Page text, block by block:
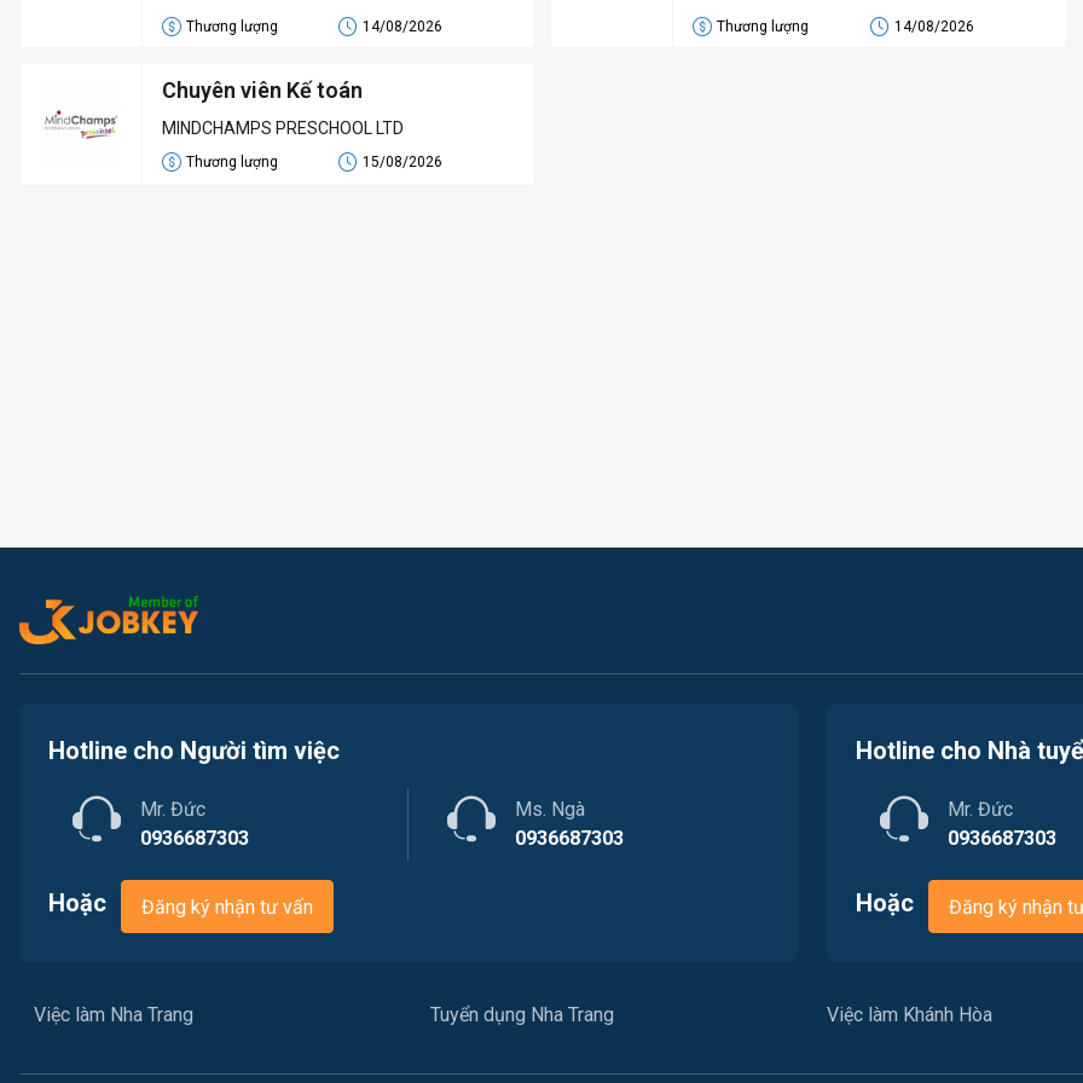
Thương lượng 14/08/2026 Thương lượng 14/08/2026
Chuyên viên Kế toán
MINDCHAMPS PRESCHOOL LTD
Thương lượng 15/08/2026
Hotline cho Người tìm việc
Mr. Đức
0936687303
Ms. Ngà
0936687303
Hoặc Đăng ký nhận tư vấn
Hotline cho Nhà
Mr. Đức
0936687303
Hoặc Đăng ký nhận
Việc làm Nha Trang Tuyển dụng Nha Trang Việc làm Khánh Hòa